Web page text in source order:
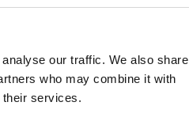
our traffic. We also share
who may combine it with
their services.